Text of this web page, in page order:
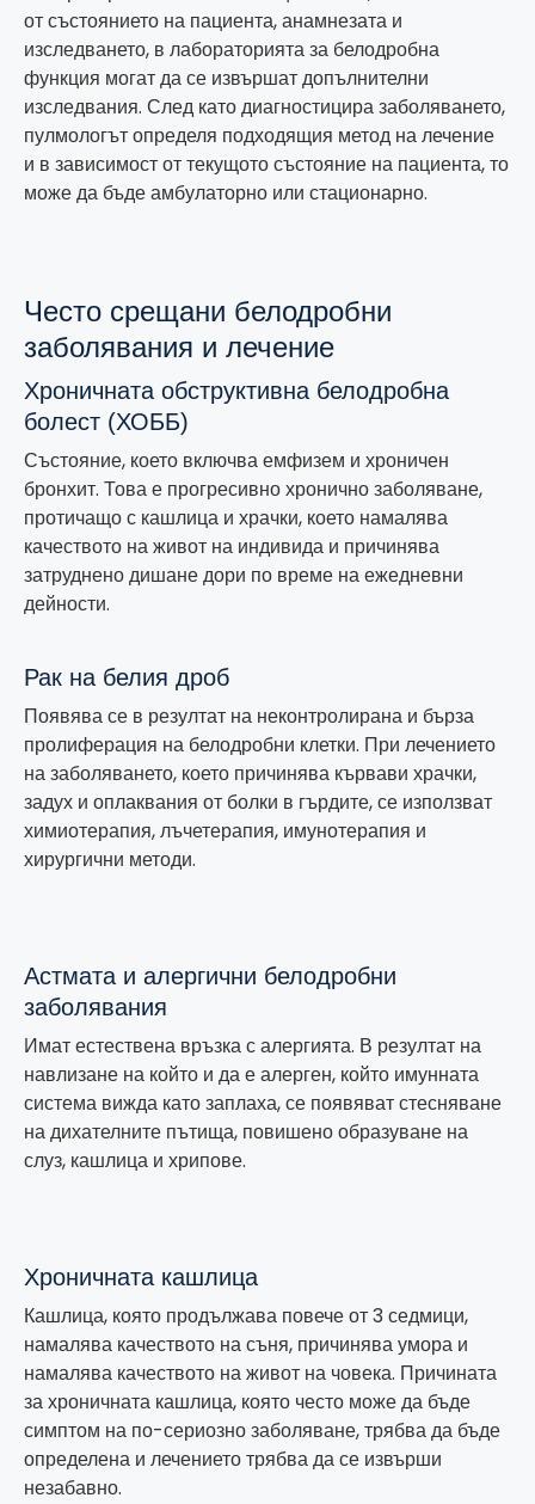
от състоянието на пациента, анамнезата и
изследването, в лабораторията за белодробна
функция могат да се извършат допълнителни
изследвания. След като диагностицира заболяването,
пулмологът определя подходящия метод на лечение
и в зависимост от текущото състояние на пациента, то
може да бъде амбулаторно или стационарно.
Често срещани белодробни
заболявания и лечение
Хроничната обструктивна белодробна
болест (ХОББ)
Състояние, което включва емфизем и хроничен
бронхит. Това е прогресивно хронично заболяване,
протичащо с кашлица и храчки, което намалява
качеството на живот на индивида и причинява
затруднено дишане дори по време на ежедневни
дейности.
Рак на белия дроб
Появява се в резултат на неконтролирана и бърза
пролиферация на белодробни клетки. При лечението
на заболяването, което причинява кървави храчки,
задух и оплаквания от болки в гърдите, се използват
химиотерапия, лъчетерапия, имунотерапия и
хирургични методи.
Астмата и алергични белодробни
заболявания
Имат естествена връзка с алергията. В резултат на
навлизане на който и да е алерген, който имунната
система вижда като заплаха, се появяват стесняване
на дихателните пътища, повишено образуване на
слуз, кашлица и хрипове.
Хроничната кашлица
Кашлица, която продължава повече от 3 седмици,
намалява качеството на съня, причинява умора и
намалява качеството на живот на човека. Причината
за хроничната кашлица, която често може да бъде
симптом на по-сериозно заболяване, трябва да бъде
определена и лечението трябва да се извърши
незабавно.